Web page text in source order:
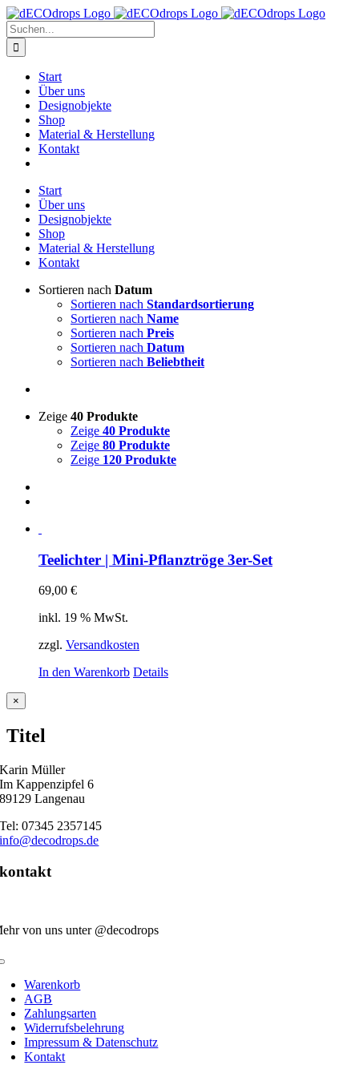
Zum
Inhalt
springen
Suche
nach:
Start
Über uns
Designobjekte
Shop
Material & Herstellung
Kontakt
Start
Über uns
Designobjekte
Shop
Material & Herstellung
Kontakt
Sortieren nach Datum
Sortieren nach Standardsortierung
Sortieren nach Name
Sortieren nach Preis
Sortieren nach Datum
Sortieren nach Beliebtheit
Zeige 40 Produkte
Zeige 40 Produkte
Zeige 80 Produkte
Zeige 120 Produkte
Teelichter | Mini-Pflanztröge 3er-Set
69,00 €
inkl. 19 % MwSt.
zzgl. Versandkosten
In den Warenkorb Details
Close
product
view
×
Titel
Karin Müller
Im Kappenzipfel 6
89129 Langenau
Tel: 07345 2357145
info@decodrops.de
kontakt
von uns unter @decodrops
Warenkorb
AGB
Zahlungsarten
Widerrufsbelehrung
Impressum & Datenschutz
Kontakt